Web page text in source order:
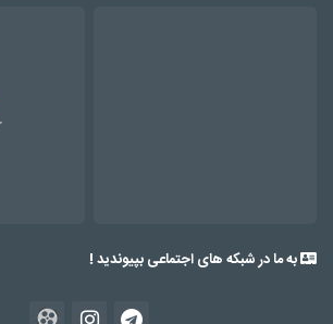
به ما در شبکه های اجتماعی بپیوندید !